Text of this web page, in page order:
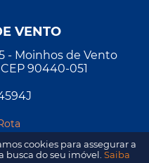
VENTO
- Moinhos de Vento
90440-051
cookies para assegurar a
busca do seu imóvel. Saiba